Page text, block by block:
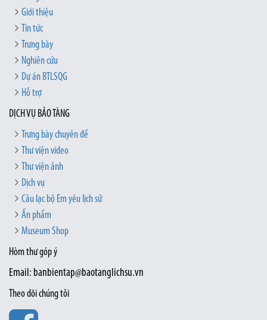
Giới thiệu
Tin tức
Trưng bày
Nghiên cứu
Dự án BTLSQG
Hỗ trợ
DỊCH VỤ BẢO TÀNG
Trưng bày chuyên đề
Thư viện video
Thư viện ảnh
Dịch vụ
Câu lạc bộ Em yêu lịch sử
Ấn phẩm
Museum Shop
Hòm thư góp ý
Email: banbientap@baotanglichsu.vn
Theo dõi chúng tôi